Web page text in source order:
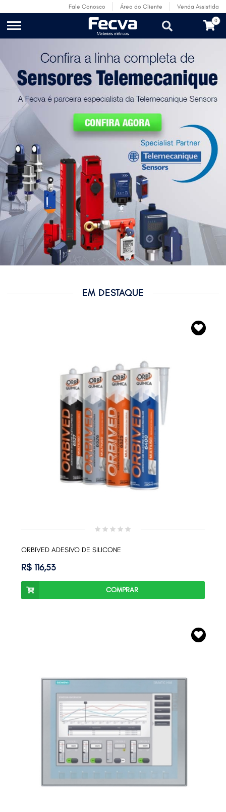
Fale Conosco Área do Cliente Venda Assistida
0
EM DESTAQUE
ORBIVED ADESIVO DE SILICONE
R$ 116,53
COMPRAR